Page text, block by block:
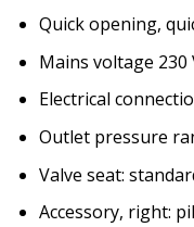
Quick opening,
Mains voltage 230
Electrical
Outlet pressure
Valve seat:
Accessory, right: